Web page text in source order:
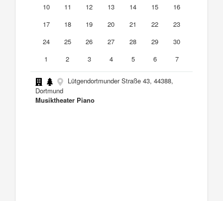
10
11 12 13 14 15
16
17
18 19 20 21 22
23
24
25 26 27 28 29
30
1
2 3 4 5 6 7
Lütgendortmunder Straße 43, 44388,
Dortmund
Musiktheater Piano